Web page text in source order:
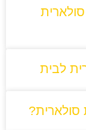
לבית
סולארית?